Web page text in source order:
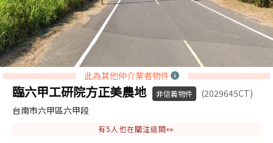
此為其他仲介業者物件
臨六甲工研院方正美農地 非信義物件
(2029645CT)
台南市六甲區六甲段
有5 人也在關注這間👀